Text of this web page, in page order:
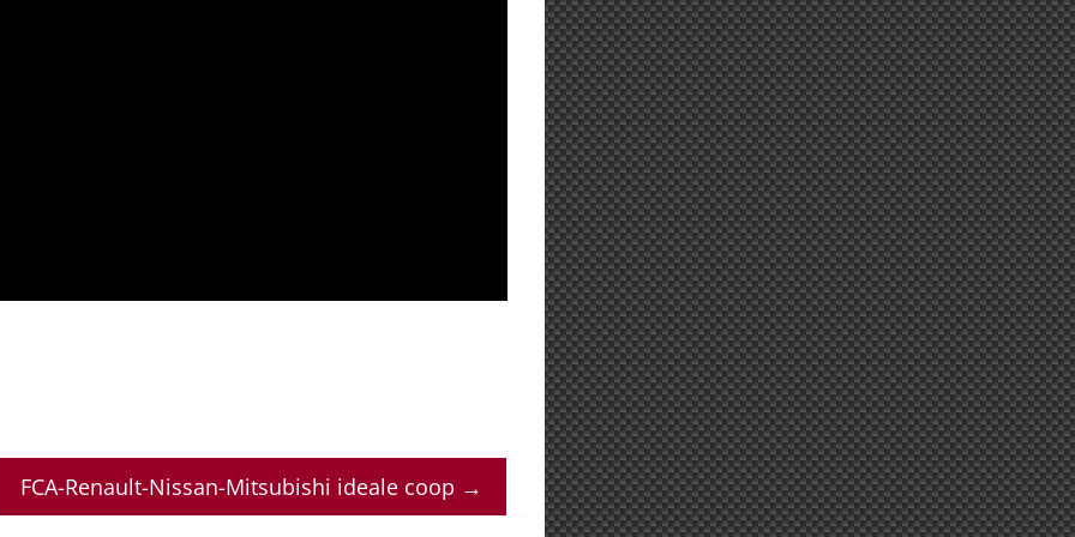
FCA-Renault-Nissan-Mitsubishi ideale coop →